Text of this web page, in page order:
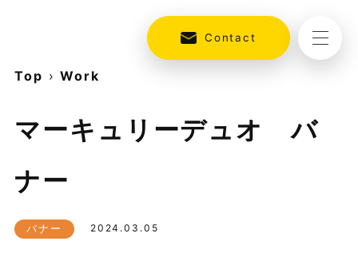
Contact
Top ›Work
マーキュリーデュオ バ
ナー
バナー 2024.03.05